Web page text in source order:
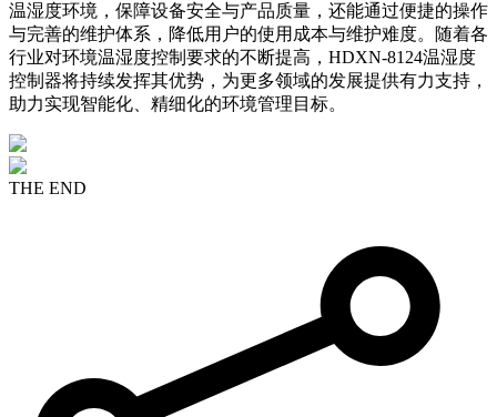
温湿度环境，保障设备安全与产品质量，还能通过便捷的操作
与完善的维护体系，降低用户的使用成本与维护难度。随着各
行业对环境温湿度控制要求的不断提高，HDXN-8124温湿度
控制器将持续发挥其优势，为更多领域的发展提供有力支持，
助力实现智能化、精细化的环境管理目标。
THE END